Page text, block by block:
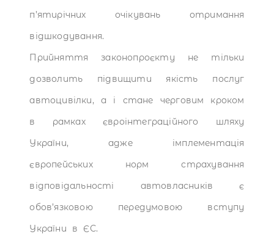
п’ятирічних очікувань отримання
відшкодування.
Прийняття законопроєкту не тільки
дозволить підвищити якість послуг
автоцивілки, а і стане черговим кроком
в рамках євроінтеграційного шляху
України, адже імплементація
європейських норм страхування
відповідальності автовласників є
обов’язковою передумовою вступу
України в ЄС.